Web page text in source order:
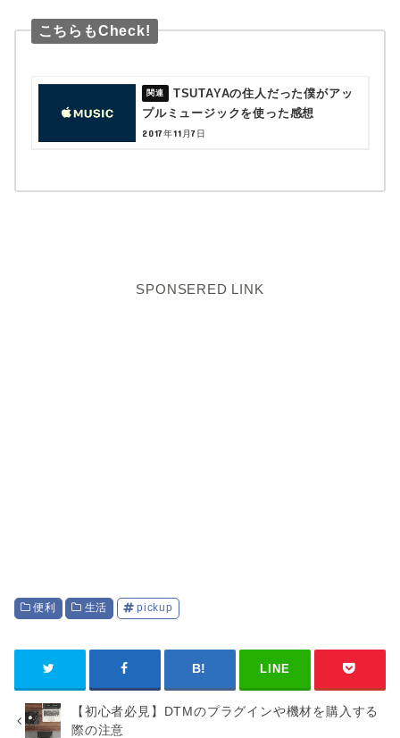
こちらもCheck!
TSUTAYAの住人だった僕がアッ
プルミュージックを使った感想
2017年11月7日
SPONSERED LINK
便利 生活 pickup
LINE
【初心者必見】DTMのプラグインや機材を購入する
際の注意